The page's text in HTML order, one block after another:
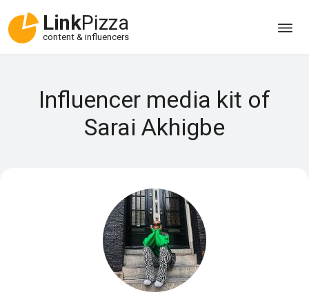
LinkPizza
content & influencers
Influencer media kit of
Sarai Akhigbe